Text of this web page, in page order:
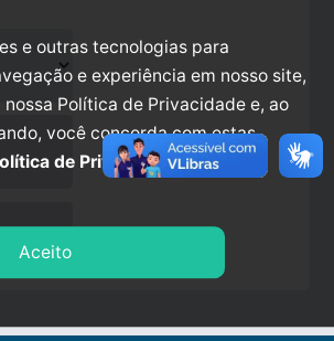
e outras tecnologias para
e experiência em nosso site,
Política de Privacidade e, ao
você concorda com estas
de Privacidade.
Aceito